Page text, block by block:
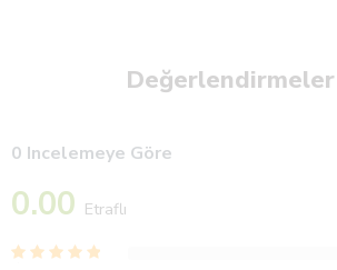
0 Incelemeye Göre
0.00 Etraflı